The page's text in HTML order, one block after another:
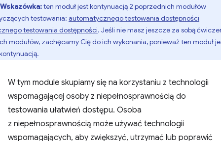
Wskazówka:ten moduł jest kontynuacją 2 poprzednich modułów
testowania: automatycznego testowania dostępności
testowania dostępności. Jeśli nie masz jeszcze za sobą
modułów, zachęcamy Cię do ich wykonania, ponieważ ten moduł
W tym module skupiamy się na korzystaniu z technologii
wspomagającej osoby z niepełnosprawnością do
testowania ułatwień dostępu. Osoba
z niepełnosprawnością może używać technologii
wspomagających, aby zwiększyć, utrzymać lub poprawić